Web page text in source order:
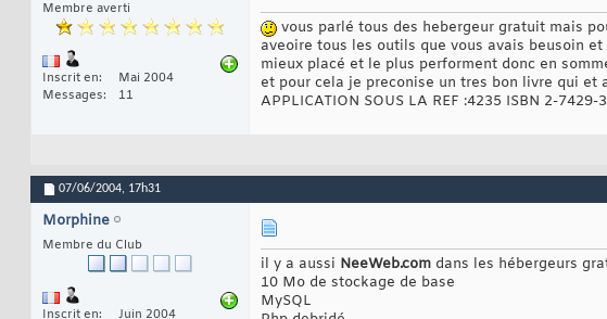
Membre averti
Inscrit en
Mai 2004
Messages
11
vous parlé tous des hebergeur gratuit mais
aveoire tous les outils que vous avais beusoin
mieux placé et le plus performent donc en
et pour cela je preconise un tres bon livre qui et
APPLICATION SOUS LA REF :4235 ISBN 2-7429-
07/06/2004, 17h31
Morphine
Membre du Club
Inscrit en
Juin 2004
il y a aussi NeeWeb.com dans les hébergeurs
10 Mo de stockage de base
MySQL